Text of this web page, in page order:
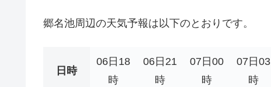
郷名池周辺の天気予報は以下のとおりです。
日時
06日18
時
06日21
時
07日00
時
07日03
時